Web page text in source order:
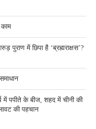
में छिपा है ‘ब्रह्मराक्षस’?
में पपीते के बीज, शहद में चीनी की
की पहचान